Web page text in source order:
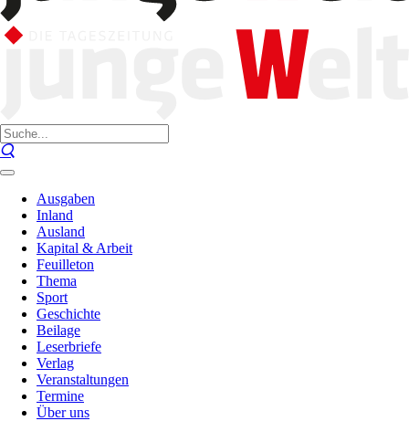
Ausgaben
Inland
Ausland
Kapital & Arbeit
Feuilleton
Thema
Sport
Geschichte
Beilage
Leserbriefe
Verlag
Veranstaltungen
Termine
Über uns